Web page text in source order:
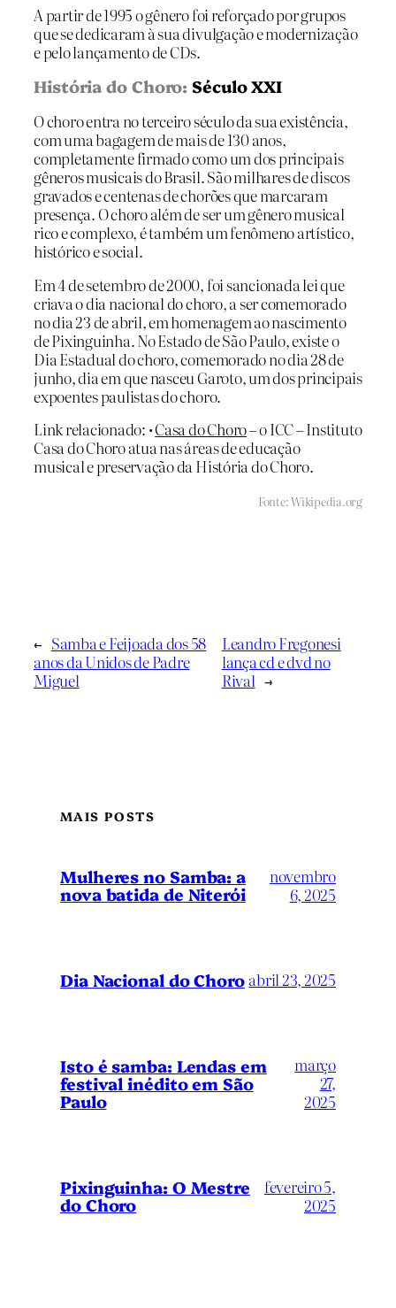
A partir de 1995 o gênero foi reforçado por grupos
que se dedicaram à sua divulgação e modernização
e pelo lançamento de CDs.
História do Choro: Século XXI
O choro entra no terceiro século da sua existência,
com uma bagagem de mais de 130 anos,
completamente firmado como um dos principais
gêneros musicais do Brasil. São milhares de discos
gravados e centenas de chorões que marcaram
presença. O choro além de ser um gênero musical
rico e complexo, é também um fenômeno artístico,
histórico e social.
Em 4 de setembro de 2000, foi sancionada lei que
criava o dia nacional do choro, a ser comemorado
no dia 23 de abril, em homenagem ao nascimento
de Pixinguinha. No Estado de São Paulo, existe o
Dia Estadual do choro, comemorado no dia 28 de
junho, dia em que nasceu Garoto, um dos principais
expoentes paulistas do choro.
Link relacionado: •Casa do Choro– o ICC – Instituto
Casa do Choro atua nas áreas de educação
musical e preservação da História do Choro.
Fonte: Wikipedia.org
← Samba e Feijoada dos 58
anos da Unidos de Padre
Miguel
Leandro Fregonesi
lança cd e dvd no
Rival →
MAIS POSTS
Mulheres no Samba: a
nova batida de Niterói
novembro
6, 2025
Dia Nacional do Choro abril 23, 2025
Isto é samba: Lendas em
festival inédito em São
Paulo
março
27,
2025
Pixinguinha: O Mestre
do Choro
fevereiro 5,
2025